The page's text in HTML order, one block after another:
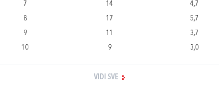
7
14
4,7
8
17
5,7
9
11
3,7
10
9 3,0
VIDI SVE